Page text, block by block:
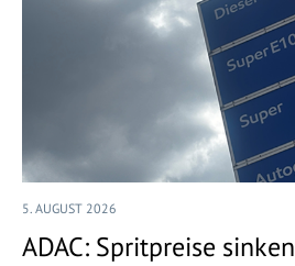
5. AUGUST 2026
ADAC: Spritpreise sinken